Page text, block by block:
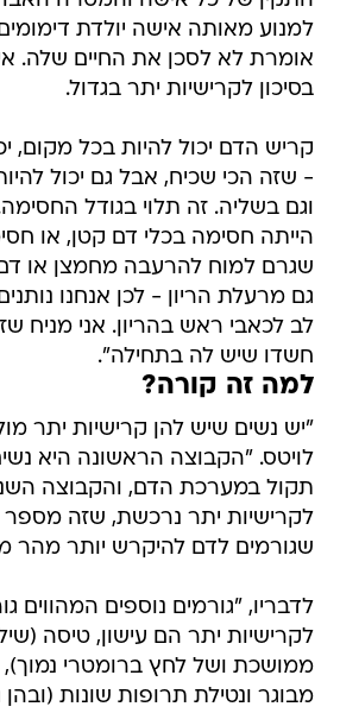
למנוע מאותה אישה יולדת
אומרת לא לסכן את החיים שלה.
בסיכון לקרישיות יתר בגדול.
קריש הדם יכול להיות בכל מקום,
- שזה הכי שכיח, אבל גם יכול
וגם בשליה. זה תלוי בגודל
הייתה חסימה בכלי דם קטן, או
שגרם למוח להרעבה מחמצן או דם.
גם מרעלת הריון - לכן אנחנו
לב לכאבי ראש בהריון. אני מניח
חשדו שיש לה בתחילה".
למה זה קורה?
"יש נשים שיש להן קרישיות יתר
לויטס. "הקבוצה הראשונה היא
תקול במערכת הדם, והקבוצה
לקרישיות יתר נרכשת, שזה מספר
שגורמים לדם להיקרש יותר מהר
לדבריו, "גורמים נוספים המהווים
לקרישיות יתר הם עישון, טיסה
ממושכת ושל לחץ ברומטרי נמוך),
מבוגר ונטילת תרופות שונות (ובהן